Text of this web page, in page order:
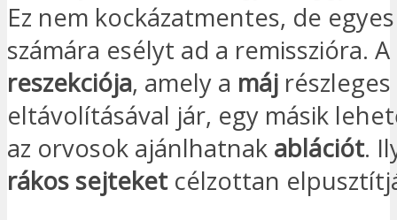
Ez nem kockázatmentes, de
számára esélyt ad a remisszióra. A
reszekciója, amely a máj részleges
eltávolításával jár, egy másik
az orvosok ajánlhatnak ablációt.
rákos sejteket célzottan